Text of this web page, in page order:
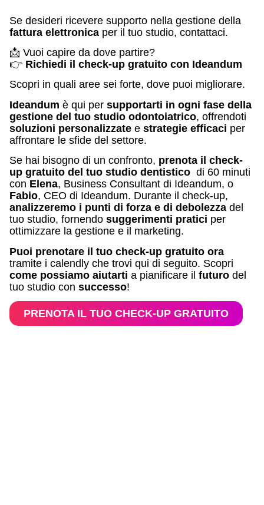
Se desideri ricevere supporto nella gestione della
fattura elettronica per il tuo studio, contattaci.
📩 Vuoi capire da dove partire?
👉 Richiedi il check-up gratuito con Ideandum
Scopri in quali aree sei forte, dove puoi migliorare.
Ideandum è qui per supportarti in ogni fase della
gestione del tuo studio odontoiatrico, offrendoti
soluzioni personalizzate e strategie efficaci per
affrontare le sfide del settore.
Se hai bisogno di un confronto, prenota il check-
up gratuito del tuo studio dentistico di 60 minuti
con Elena, Business Consultant di Ideandum, o
Fabio, CEO di Ideandum. Durante il check-up,
analizzeremo i punti di forza e di debolezza del
tuo studio, fornendo suggerimenti pratici per
ottimizzare la gestione e il marketing.
Puoi prenotare il tuo check-up gratuito ora
tramite i calendly che trovi qui di seguito. Scopri
come possiamo aiutarti a pianificare il futuro del
tuo studio con successo!
PRENOTA IL TUO CHECK-UP GRATUITO